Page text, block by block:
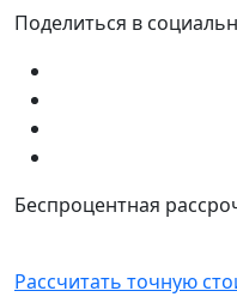
Поделиться в
Беспроцентная
Рассчитать точную